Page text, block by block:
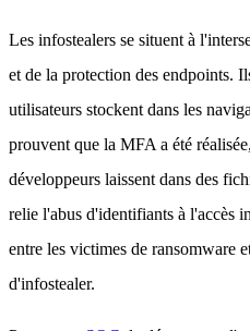
Les infostealers se situent à
et de la protection des endpoints.
utilisateurs stockent dans les
prouvent que la MFA a été
développeurs laissent dans des
relie l'abus d'identifiants à l'accès
entre les victimes de ransomware
d'infostealer.